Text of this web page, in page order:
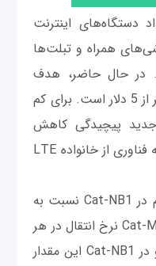
دستگاه‌های اینترنت
همراه و تبلت‌ها
در حال حاضر، هدف
صنعت برای قیمت هر ماژول کمتر از 5 دلار است. برای کم
جدید پیچیدگی کاهش
یافته است. در شکل 6 تفاوت سه فناوری از خانواده LTE
هم در Cat-M1 و هم در Cat-NB1 نسبت به
LTE عادی کمتر شده است. در Cat-M1 نرخ انتقال در هر
دو مسیر به 1 مگابیت بر ثانیه و در Cat-NB1 این مقدار